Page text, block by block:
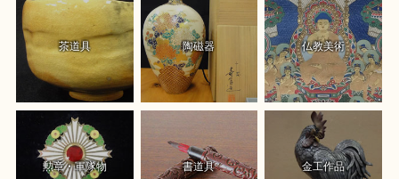
茶道具 陶磁器 仏教美術
勲章・軍隊物 書道具 金工作品